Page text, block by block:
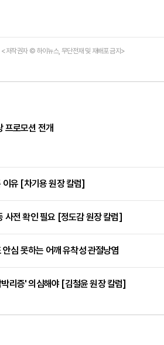
<저작권자 © 하이뉴스, 무단전재 및 재배포 금지>
프로모션 전개
유 [차기용 원장 칼럼]
사전 확인 필요 [정도감 원장 칼럼]
심 못하는 어깨 유착성 관절낭염
리증' 의심해야 [김철윤 원장 칼럼]